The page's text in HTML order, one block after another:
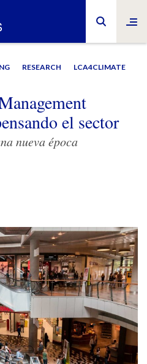
RESEARCH LCA4CLIMATE
el sector
nueva época